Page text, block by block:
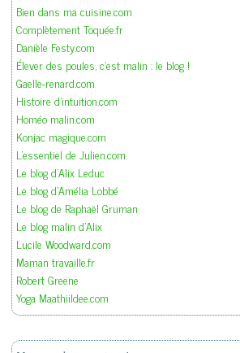
Bien dans ma cuisine.com
Complètement Toquée.fr
Danièle Festy.com
Élever des poules, c'est malin : le blog !
Gaelle-renard.com
Histoire d'intuition.com
Homéo malin.com
Konjac magique.com
L'essentiel de Julien.com
Le blog d'Alix Leduc
Le blog d'Amélia Lobbé
Le blog de Raphaël Gruman
Le blog malin d'Alix
Lucile Woodward.com
Maman travaille.fr
Robert Greene
Yoga Maathiildee.com